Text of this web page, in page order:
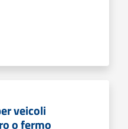
veicoli
o fermo